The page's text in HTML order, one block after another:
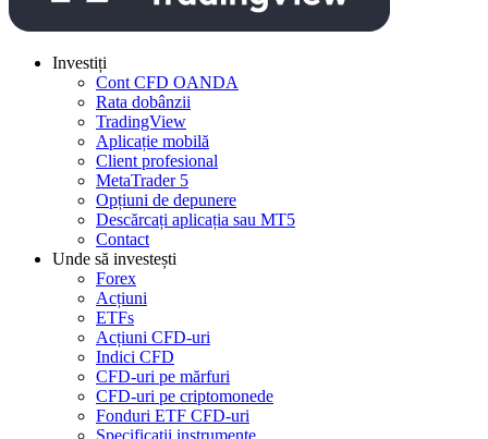
Investiți
Cont CFD OANDA
Rata dobânzii
TradingView
Aplicație mobilă
Client profesional
MetaTrader 5
Opțiuni de depunere
Descărcați aplicația sau MT5
Contact
Unde să investești
Forex
Acțiuni
ETFs
Acțiuni CFD-uri
Indici CFD
CFD-uri pe mărfuri
CFD-uri pe criptomonede
Fonduri ETF CFD-uri